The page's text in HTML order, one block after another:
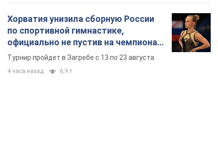
Хорватия унизила сборную России
по спортивной гимнастике,
официально не пустив на чемпионат
Европы основных спортсменов
Турнир пройдет в Загребе с 13 по 23 августа
4 часа назад 6,9 т.